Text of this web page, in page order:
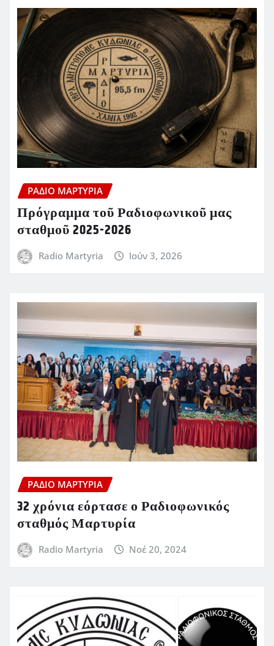
ΡΆΔΙΟ ΜΑΡΤΥΡΊΑ
Πρόγραμμα τοῦ Ραδιοφωνικοῦ μας
σταθμοῦ 2025-2026
Radio Martyria Ιούν 3, 2026
ΡΆΔΙΟ ΜΑΡΤΥΡΊΑ
32 χρόνια εόρτασε ο Ραδιοφωνικός
σταθμός Μαρτυρία
Radio Martyria Νοέ 20, 2024